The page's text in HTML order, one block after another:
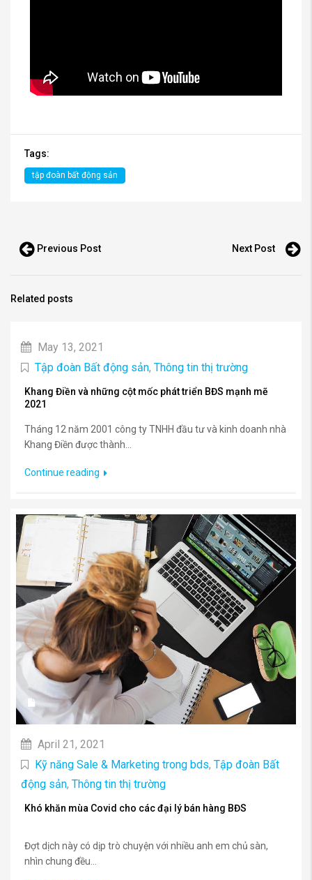
Tags:
tập đoàn bất động sản
Previous Post Next Post
Related posts
May 13, 2021
Tập đoàn Bất động sản, Thông tin thị trường
Khang Điền và những cột mốc phát triển BĐS mạnh mẽ
2021
Tháng 12 năm 2001 công ty TNHH đầu tư và kinh doanh nhà
Khang Điền được thành...
Continue reading
April 21, 2021
Kỹ năng Sale & Marketing trong bds, Tập đoàn Bất
động sản, Thông tin thị trường
Khó khăn mùa Covid cho các đại lý bán hàng BĐS
Đợt dịch này có dịp trò chuyện với nhiều anh em chủ sàn,
nhìn chung đều...